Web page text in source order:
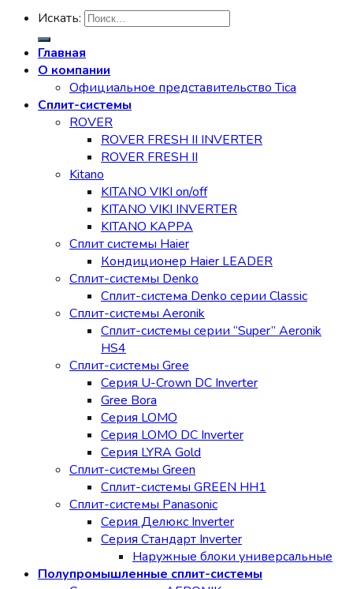
Искать:
Главная
О компании
Официальное представительство Tica
Сплит-системы
ROVER
ROVER FRESH II INVERTER
ROVER FRESH II
Kitano
KITANO VIKI on/off
KITANO VIKI INVERTER
KITANO KAPPA
Сплит системы Haier
Кондиционер Haier LEADER
Сплит-системы Denko
Сплит-система Denko серии Classic
Сплит-системы Aeronik
Сплит-системы серии “Super” Aeronik
HS4
Сплит-системы Gree
Серия U-Crown DC Inverter
Gree Bora
Серия LOMO
Серия LOMO DC Inverter
Серия LYRA Gold
Сплит-системы Green
Сплит-системы GREEN HH1
Сплит-системы Panasonic
Серия Делюкс Inverter
Серия Стандарт Inverter
Наружные блоки универсальные
Полупромышленные сплит-системы